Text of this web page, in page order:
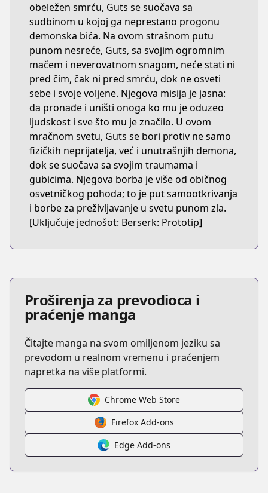
obeležen smrću, Guts se suočava sa
sudbinom u kojoj ga neprestano progonu
demonska bića. Na ovom strašnom putu
punom nesreće, Guts, sa svojim ogromnim
mačem i neverovatnom snagom, neće stati ni
pred čim, čak ni pred smrću, dok ne osveti
sebe i svoje voljene. Njegova misija je jasna:
da pronađe i uništi onoga ko mu je oduzeo
ljudskost i sve što mu je značilo. U ovom
mračnom svetu, Guts se bori protiv ne samo
fizičkih neprijatelja, već i unutrašnjih demona,
dok se suočava sa svojim traumama i
gubicima. Njegova borba je više od običnog
osvetničkog pohoda; to je put samootkrivanja
i borbe za preživljavanje u svetu punom zla.
[Uključuje jednošot: Berserk: Prototip]
Proširenja za prevodioca i
praćenje manga
Čitajte manga na svom omiljenom jeziku sa
prevodom u realnom vremenu i praćenjem
napretka na više platformi.
Chrome Web Store
Firefox Add-ons
Edge Add-ons